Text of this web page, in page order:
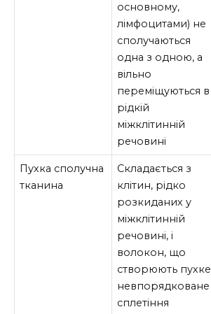
основному,
лімфоцитами) не
сполучаються
одна з одною, а
вільно
переміщуються в
рідкій
міжклітинній
речовині
Пухка сполучна
тканина
Складається з
клітин, рідко
розкиданих у
міжклітинній
речовині, і
волокон, що
створюють пухке
невпорядковане
сплетіння